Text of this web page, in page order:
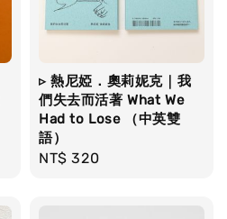
▹ 熱尼婭．奧莉妮克｜我
們失去而活著 What We
Had to Lose （中英雙
語）
Regular
NT$ 320